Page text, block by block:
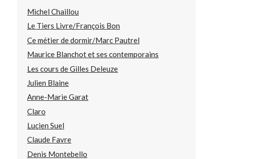
Michel Chaillou
Le Tiers Livre/François Bon
Ce métier de dormir/Marc Pautrel
Maurice Blanchot et ses contemporains
Les cours de Gilles Deleuze
Julien Blaine
Anne-Marie Garat
Claro
Lucien Suel
Claude Favre
Denis Montebello